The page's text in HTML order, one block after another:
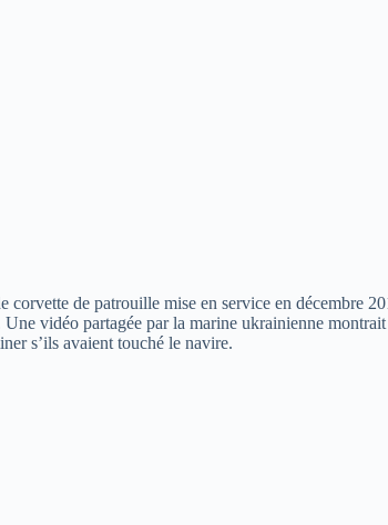
de patrouille mise en service en décembre
Une vidéo partagée par la marine ukrainienne
s’ils avaient touché le navire.